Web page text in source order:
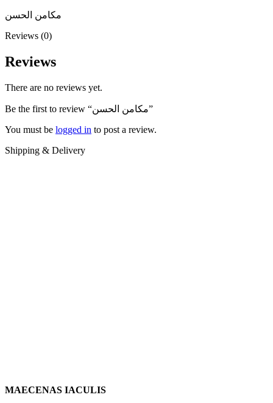
مكامن الحسن
Reviews (0)
Reviews
There are no reviews yet.
Be the first to review “مكامن الحسن”
You must be logged in to post a review.
Shipping & Delivery
MAECENAS IACULIS